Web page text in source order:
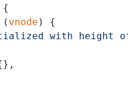
{
( vnode ) {
with height